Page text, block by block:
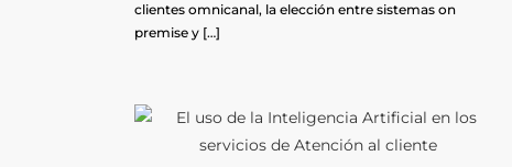
clientes omnicanal, la elección entre sistemas on
premise y […]